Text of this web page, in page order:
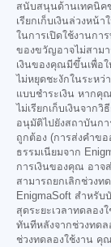
สนับสนุนด้านเทคนิค
เรียกเก็บเงินล่วงหน้
ในการเปิดใช้งานกา
ของขวัญอาจไม่สาม
เงินของคุณมีขึ้นเพื่อ
ไม่หยุดชะงักในระหว่
แบบชำระเงิน หากคุ
ไม่เรียกเก็บเงินจาก
อนุมัติไปยังสถาบันก
ถูกต้อง (การส่งคำขอ
ธรรมเนียมจาก
การเงินของคุณ อา
สามารถยกเลิกช่วงท
EnigmaSoft สำหรั
สุดระยะเวลาทดลอง
ทันทีหลังจากช่วงทด
ช่วงทดลองใช้งาน คุ